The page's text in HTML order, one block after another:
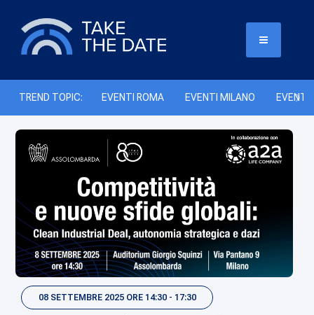
TREND TOPIC: EVENTI ROMA EVENTI MILANO EVENTI
08 SETTEMBRE 2025 ORE 14:30 - 17:30